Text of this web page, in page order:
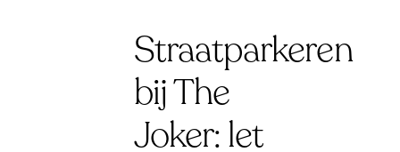
Straatparkeren
bij The
Joker: let